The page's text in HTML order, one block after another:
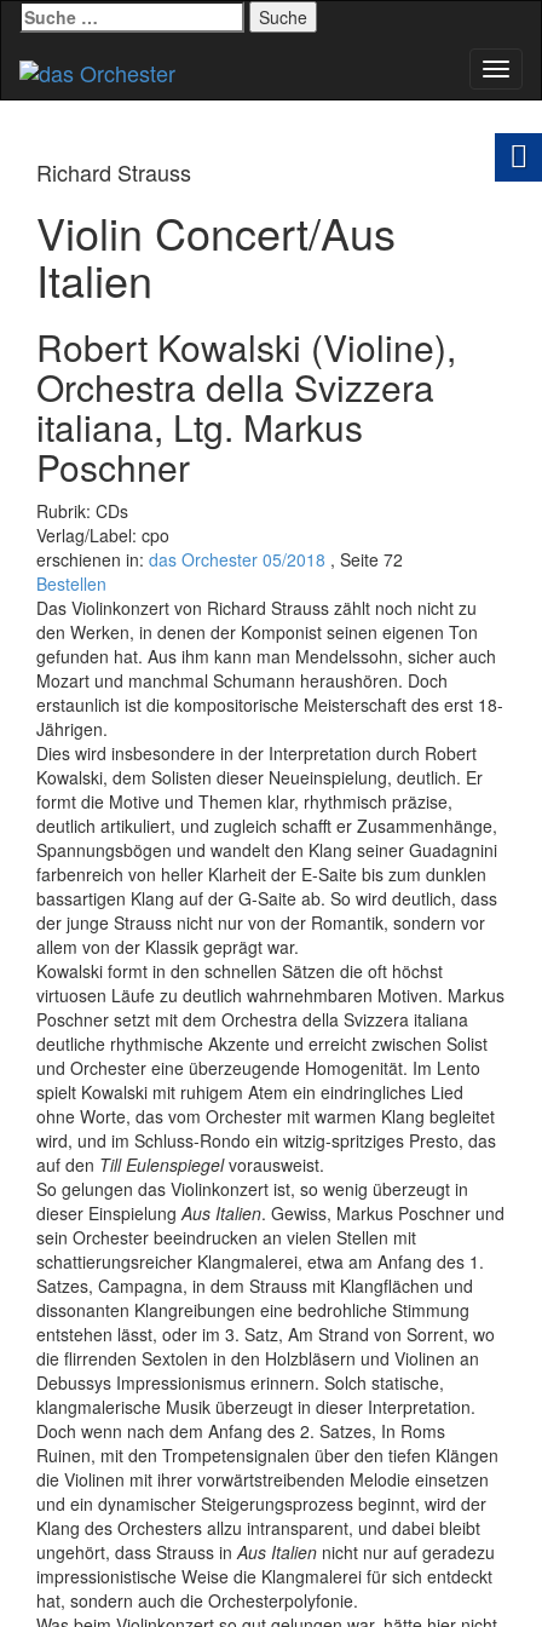
Suche
nach:
Richard Strauss
Violin Concert/Aus
Italien
Robert Kowalski (Violine),
Orchestra della Svizzera
italiana, Ltg. Markus
Poschner
Rubrik: CDs
Verlag/Label: cpo
erschienen in: das Orchester 05/2018 , Seite 72
Bestellen
Das Violinkonzert von Richard Strauss zählt noch nicht zu
den Werken, in denen der Komponist seinen eigenen Ton
gefunden hat. Aus ihm kann man Mendelssohn, sicher auch
Mozart und manchmal Schumann heraushören. Doch
erstaunlich ist die kompositorische Meisterschaft des erst 18-
Jährigen.
Dies wird insbesondere in der Interpretation durch Robert
Kowalski, dem Solisten dieser Neueinspielung, deutlich. Er
formt die Motive und Themen klar, rhythmisch präzise,
deutlich artikuliert, und zugleich schafft er Zusammenhänge,
Spannungsbögen und wandelt den Klang seiner Guadagnini
farbenreich von heller Klarheit der E-Saite bis zum dunklen
bassartigen Klang auf der G-Saite ab. So wird deutlich, dass
der junge Strauss nicht nur von der Romantik, sondern vor
allem von der Klassik geprägt war.
Kowalski formt in den schnellen Sätzen die oft höchst
virtuosen Läufe zu deutlich wahrnehmbaren Motiven. Markus
Poschner setzt mit dem Orchestra della Svizzera italiana
deutliche rhythmische Akzente und erreicht zwischen Solist
und Orchester eine überzeugende Homogenität. Im Lento
spielt Kowalski mit ruhigem Atem ein eindringliches Lied
ohne Worte, das vom Orchester mit warmen Klang begleitet
wird, und im Schluss-Rondo ein witzig-spritziges Presto, das
auf den Till Eulenspiegelvorausweist.
So gelungen das Violinkonzert ist, so wenig überzeugt in
dieser EinspielungAus Italien. Gewiss, Markus Poschner und
sein Orchester beeindrucken an vielen Stellen mit
schattierungsreicher Klangmalerei, etwa am Anfang des 1.
Satzes, Campagna, in dem Strauss mit Klangflächen und
dissonanten Klangreibungen eine bedrohliche Stimmung
entstehen lässt, oder im 3. Satz, Am Strand von Sorrent, wo
die flirrenden Sextolen in den Holzbläsern und Violinen an
Debussys Impressionismus erinnern. Solch statische,
klangmalerische Musik überzeugt in dieser Interpretation.
Doch wenn nach dem Anfang des 2. Satzes, In Roms
Ruinen, mit den Trompetensignalen über den tiefen Klängen
die Violinen mit ihrer vorwärtstreibenden Melodie einsetzen
und ein dynamischer Steigerungsprozess beginnt, wird der
Klang des Orchesters allzu intransparent, und dabei bleibt
ungehört, dass Strauss inAus Italien nicht nur auf geradezu
impressionistische Weise die Klangmalerei für sich entdeckt
hat, sondern auch die Orchesterpolyfonie.